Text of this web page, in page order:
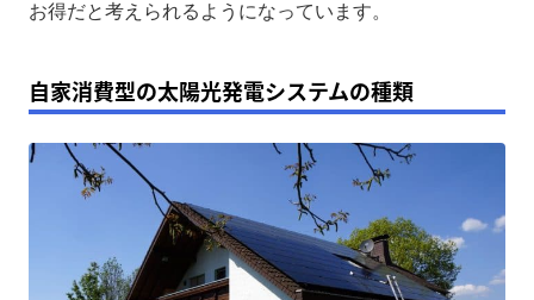
お得だと考えられるようになっています。
自家消費型の太陽光発電システムの種類